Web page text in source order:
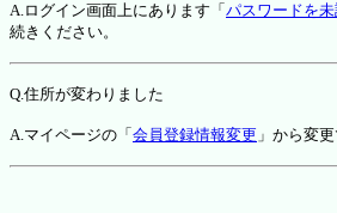
A.ログイン画面上にあります「 パスワードを
続きください。
Q.住所が変わりました
A.マイページの「 会員登録情報変更 」から変更